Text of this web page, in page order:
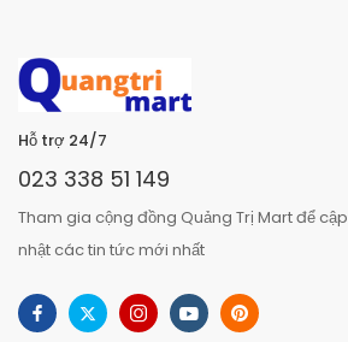
Hỗ trợ 24/7
023 338 51 149
Tham gia cộng đồng Quảng Trị Mart để cập
nhật các tin tức mới nhất